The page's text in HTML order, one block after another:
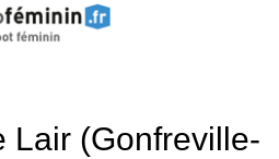
Lair (Gonfreville-